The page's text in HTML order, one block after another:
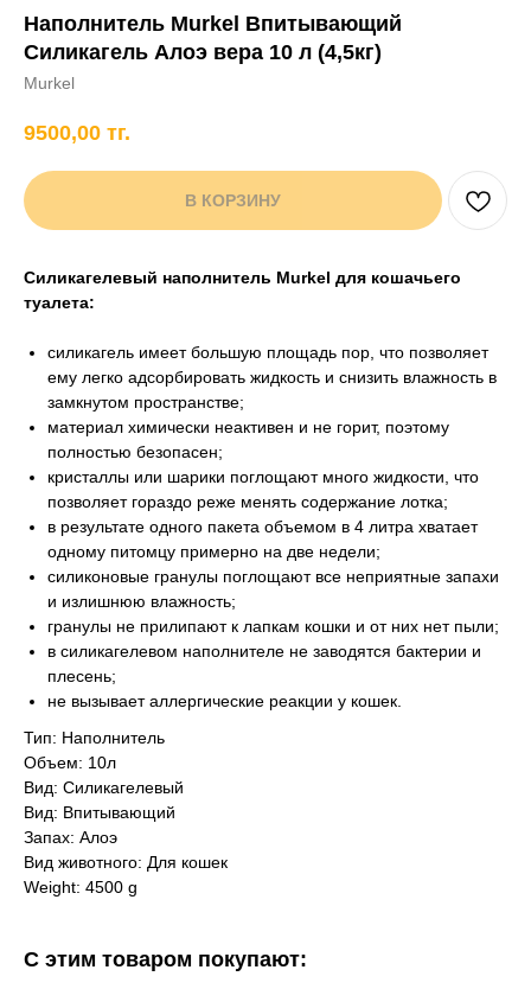
Хорькам Грызунам Рыбам Птицам
+7 706 407 30 81
Написать в WhatsApp
Наполнитель Murkel Впитывающий
Силикагель Алоэ вера 10 л (4,5кг)
Murkel
9500,00 тг.
В КОРЗИНУ
Силикагелевый наполнитель Murkel для кошачьего
туалета:
силикагель имеет большую площадь пор, что позволяет
ему легко адсорбировать жидкость и снизить влажность в
замкнутом пространстве;
материал химически неактивен и не горит, поэтому
полностью безопасен;
кристаллы или шарики поглощают много жидкости, что
позволяет гораздо реже менять содержание лотка;
в результате одного пакета объемом в 4 литра хватает
одному питомцу примерно на две недели;
силиконовые гранулы поглощают все неприятные запахи
и излишнюю влажность;
гранулы не прилипают к лапкам кошки и от них нет пыли;
в силикагелевом наполнителе не заводятся бактерии и
плесень;
не вызывает аллергические реакции у кошек.
Тип: Наполнитель
Объем: 10л
Вид: Силикагелевый
Вид: Впитывающий
Запах: Алоэ
Вид животного: Для кошек
Weight: 4500 g
С этим товаром покупают: